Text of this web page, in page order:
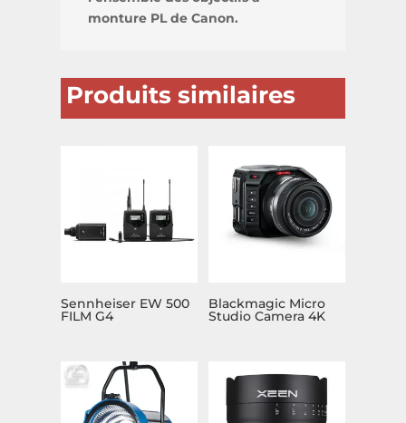
monture PL de Canon.
Produits similaires
Sennheiser EW 500
FILM G4
Blackmagic Micro
Studio Camera 4K